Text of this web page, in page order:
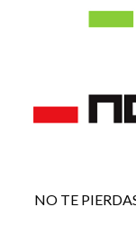
NO TE